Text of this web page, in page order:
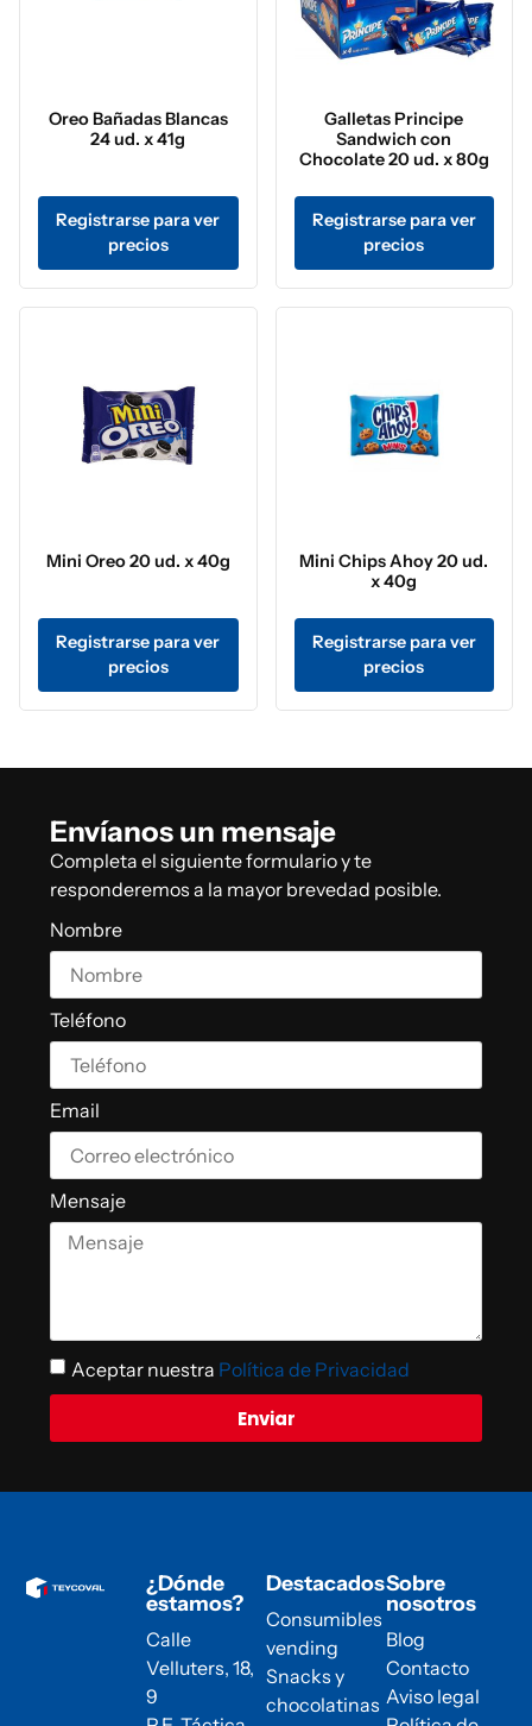
Oreo Bañadas Blancas
24 ud. x 41g
Registrarse para ver
precios
Galletas Principe
Sandwich con
Chocolate 20 ud. x 80g
Registrarse para ver
precios
Mini Oreo 20 ud. x 40g
Registrarse para ver
precios
Mini Chips Ahoy 20 ud.
x 40g
Registrarse para ver
precios
Envíanos un mensaje
Completa el siguiente formulario y te
responderemos a la mayor brevedad posible.
Nombre
Teléfono
Email
Mensaje
Aceptar nuestra Política de Privacidad
Enviar
¿Dónde
estamos?
Calle
Velluters, 18,
9
Destacados
Consumibles
vending
Snacks y
chocolatinas
Sobre
nosotros
Blog
Contacto
Aviso legal